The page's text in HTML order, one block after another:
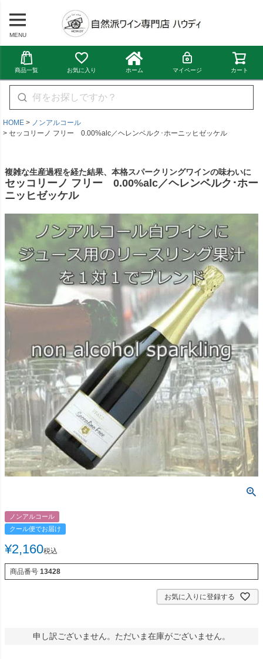
MENU
商品一覧 お気に入り ホーム マイページ カート
HOME
ノンアルコール
セッコリーノ フリー 0.00%alc／ヘレンベルク･ホーニッヒゼッケル
複雑な生産過程を経た結果、本格スパークリングワインの味わいに
セッコリーノ フリー 0.00%alc／ヘレンベルク･ホー
ニッヒゼッケル
ノンアルコール
クール便でお届け
¥2,160税込
商品番号 13428
お気に入りに登録する
申し訳ございません。ただいま在庫がございません。